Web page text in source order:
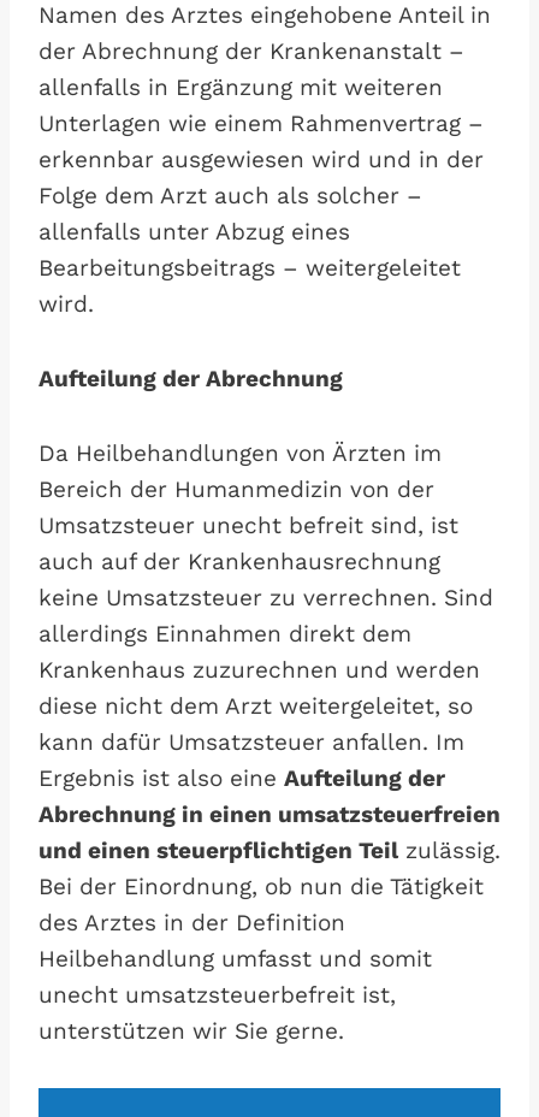
Namen des Arztes eingehobene Anteil in
der Abrechnung der Krankenanstalt –
allenfalls in Ergänzung mit weiteren
Unterlagen wie einem Rahmenvertrag –
erkennbar ausgewiesen wird und in der
Folge dem Arzt auch als solcher –
allenfalls unter Abzug eines
Bearbeitungsbeitrags – weitergeleitet
wird.
Aufteilung der Abrechnung
Da Heilbehandlungen von Ärzten im
Bereich der Humanmedizin von der
Umsatzsteuer unecht befreit sind, ist
auch auf der Krankenhausrechnung
keine Umsatzsteuer zu verrechnen. Sind
allerdings Einnahmen direkt dem
Krankenhaus zuzurechnen und werden
diese nicht dem Arzt weitergeleitet, so
kann dafür Umsatzsteuer anfallen. Im
Ergebnis ist also eine Aufteilung der
Abrechnung in einen umsatzsteuerfreien
und einen steuerpflichtigen Teil zulässig.
Bei der Einordnung, ob nun die Tätigkeit
des Arztes in der Definition
Heilbehandlung umfasst und somit
unecht umsatzsteuerbefreit ist,
unterstützen wir Sie gerne.